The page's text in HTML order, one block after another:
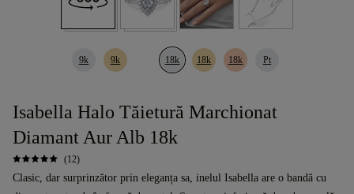
9k 9k 18k 18k 18k Pt
Isabella Halo Tăietură Marchionat
Diamant Aur Alb 18k
(12)
Clasic, dar surprinzător prin eleganța sa, inelul Isabella are o bandă cu